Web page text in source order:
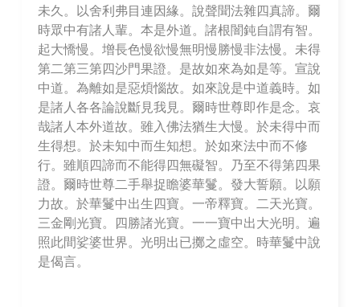
未久。以舍利弗目連因緣。說聲聞法雜四真諦。爾
時眾中有諸人輩。本是外道。諸根闇鈍自謂有智。
起大憍慢。增長色慢欲慢無明慢勝慢非法慢。未得
第二第三第四沙門果證。是故如來為如是等。宣說
中道。為離如是惡煩惱故。如來說是中道義時。如
是諸人各各論說斷見我見。爾時世尊即作是念。哀
哉諸人本外道故。雖入佛法猶生大慢。於未得中而
生得想。於未知中而生知想。於如來法中而不修
行。雖順四諦而不能得四無礙智。乃至不得第四果
證。爾時世尊二手舉捉瞻婆華鬘。發大誓願。以願
力故。於華鬘中出生四寶。一帝釋寶。二天光寶。
三金剛光寶。四勝諸光寶。一一寶中出大光明。遍
照此間娑婆世界。光明出已擲之虛空。時華鬘中說
是偈言。